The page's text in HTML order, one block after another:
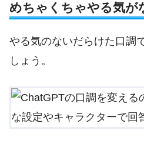
めちゃくちゃやる気が
やる気のないだらけた口調
しょう。